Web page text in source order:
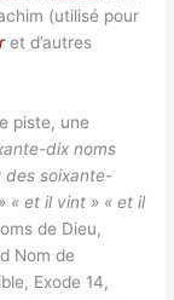
(utilisé pour
et d’autres
piste, une
dix noms
des soixante-
« et il vint » « et il
de Dieu,
Nom de
Exode 14,